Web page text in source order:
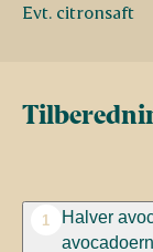
Evt. citronsaft
1
Halver